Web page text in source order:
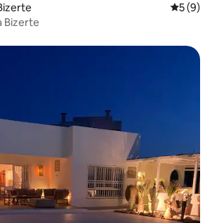
5 (9)
Bizerte